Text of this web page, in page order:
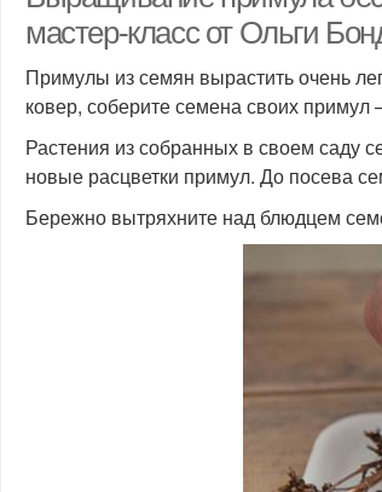
мастер-класс от Ольги
Примулы из семян вырастить очень
ковер, соберите семена своих примул
Растения из собранных в своем саду
новые расцветки примул. До посева
Бережно вытряхните над блюдцем